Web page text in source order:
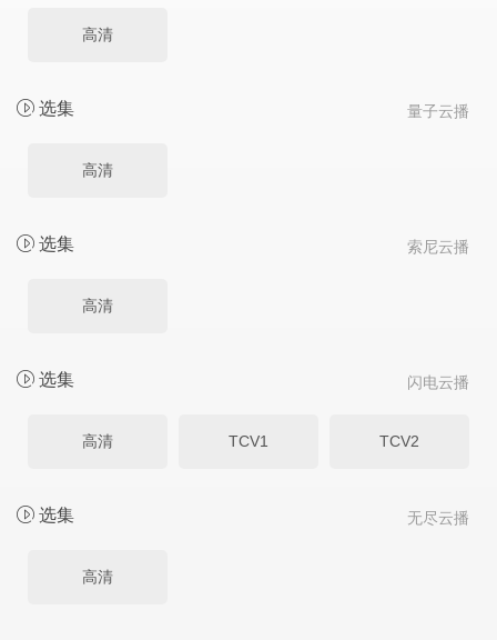
高清
量子云播
选集
高清
索尼云播
选集
高清
闪电云播
选集
高清 TCV1 TCV2
无尽云播
选集
高清